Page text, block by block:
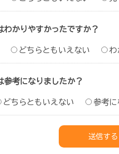
わかりやすかったですか？
どちらともいえない わ
参考になりましたか？
どちらともいえない 参考に